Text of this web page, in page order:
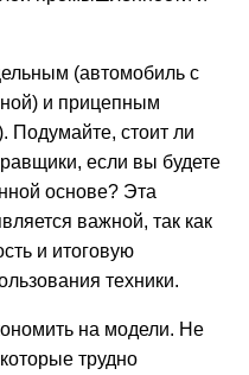
(автомобиль с
и прицепным
Подумайте, стоит ли
если вы будете
основе? Эта
важной, так как
и итоговую
техники.
на модели. Не
трудно